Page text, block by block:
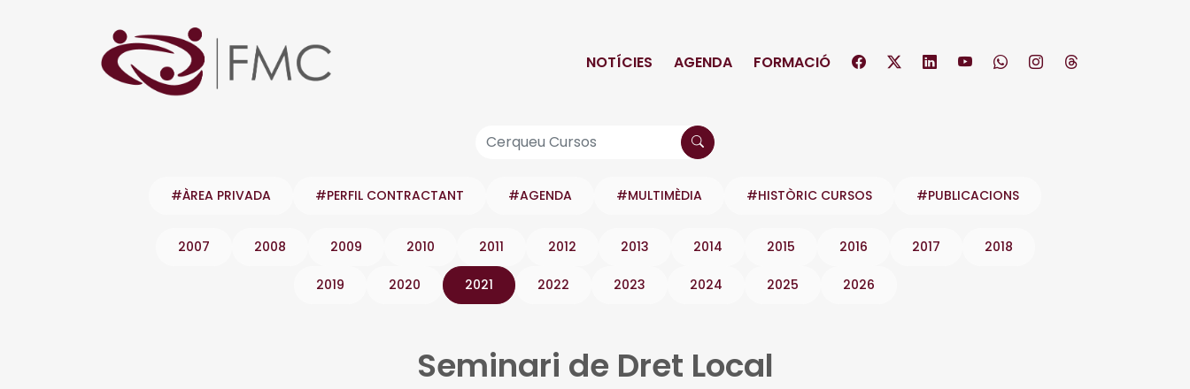
NOTÍCIES AGENDA FORMACIÓ
#ÀREA PRIVADA #PERFIL CONTRACTANT #AGENDA #MULTIMÈDIA #HISTÒRIC CURSOS #PUBLICACIONS
2007 2008 2009 2010 2011 2012 2013 2014 2015 2016 2017 2018
2019 2020 2021 2022 2023 2024 2025 2026
Seminari de Dret Local